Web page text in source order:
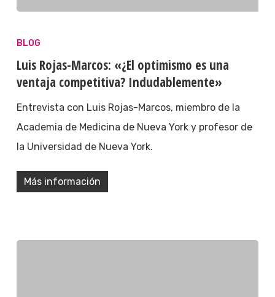
BLOG
Luis Rojas-Marcos: «¿El optimismo es una
ventaja competitiva? Indudablemente»
Entrevista con Luis Rojas-Marcos, miembro de la
Academia de Medicina de Nueva York y profesor de
la Universidad de Nueva York.
Más información